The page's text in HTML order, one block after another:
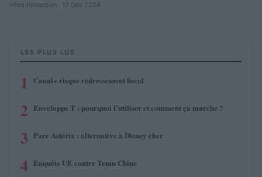
Infos Rédaction · 12 Déc 2024
LES PLUS LUS
1 Canal+ risque redressement fiscal
2 Enveloppe T : pourquoi l’utiliser et comment ça marche ?
3 Parc Astérix : alternative à Disney cher
4 Enquête UE contre Temu Chine